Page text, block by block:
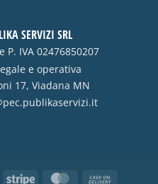
SERVIZI SRL
P. IVA 02476850207
e operativa
17, Viadana MN
Stripe MasterCard